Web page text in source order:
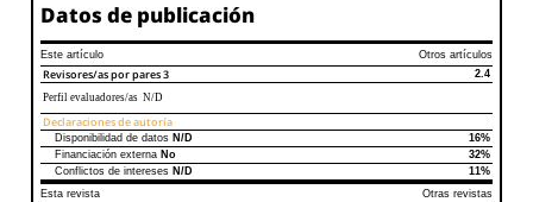
Datos de publicación
Este artículo Otros artículos
Revisores/as por pares3
2.4
Perfil evaluadores/as N/D
Declaraciones de autoría
Declaraciones de autoríaEste artículo
Disponibilidad de datos N/D
16%
Financiación externa No
32%
Conflictos de intereses N/D
11%
Esta revista
Otras revistas